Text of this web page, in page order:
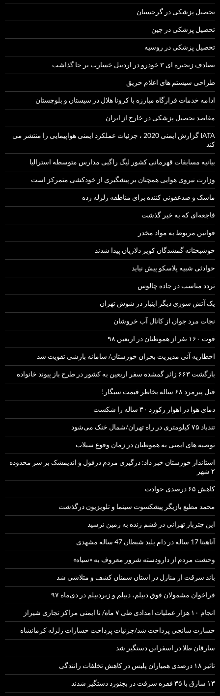
تحصیل پزشکی در گرجستان
تحصیل پزشکی در چین
تحصیل پزشکی در روسیه
تصادف زنجیره ای ۳ خودرو در اردبیل خسارت بر جا گذاشت
طراحی سیستم های اعلام حریق
ادامه خدمات قرارگاه مبارزه با کرونا هلال در سیستان و بلوچستان
مقاصد تحصیل پزشکی در خارج از ایران
IATA گزارش ایمنی 2020 ، جزئیات عملکرد ایمنی هواپیمایی را منتشر می
کند
بیانیه مسابقات قهرمانی کشور لیگ راگبی مدارس متوسطه استرالیا
وزارت نیروی هوایی همچنان بر پیشگیری از خودکشی متمرکز است
ماسک و ضدعفونی کننده برای مناطقه زلزله زده
فاجعه‌ای که به خیر گذشت
قوانین مربوط به مواد مخدر
خوشبختانه گمشدگان کویر دلازیان پیدا شدند
حوادثی شبیه پلاسکو پیش نیاید
تردد مناسب در جاده چالوس
یک آتش سوزی دیگر اینبار در شوش تهران
نجات مرد جوان از کانال آب خروشان
فوت ۱۶۰ نفر از هموطنان در اربعین ۹۸
اخطاریه آنی مدیریت بحران خوزستان/ سامانه بارشی تقویت شد
بازگشت ۶۶۳ زائر گمشده سفر اربعین به کشور در طرح باز پیوند خانواده
قتل پیرمرد ۶۸ ساله بخاطر قیمت سیگار!
دمای هوا در اهواز رکورد ۳۰ ساله را شکست
تندباد ۷۵ کیلومتری در راه تهران/شمال خنک می‌شود
توصیه های ایمنی به هموطنان در زمان وقوع سیلاب
استاندار خوزستان خبر داد: درگیری مردم دزفول و اندیمشک بر سر محدوده
۲ شهر
کاهش ۶۵ درصدی حوادث
محمد مطیع بازیگر پیشکسوت سینما و تلویزیون درگذشت
این چتربار تهرانی در قشم زنده به زمین نرسید
آناهیتا 17 ساله در دام پلید شیطان 47 ساله مشهدی
وحشت مردم از دارودسته شرور معروف به «سیاه»
باند سرقت از منازل در استان سمنان کشف و متلاشی شد
فراخوان مشمولان فوق دیپلم، دیپلم و زیردیپلم در دی‌ماه ۹۷
انجام ۱۰ هزار عملیات امدادی طی ۷ ماه/ نا ایمنی مراکز تجاری شیراز
خسارت سانچی پرداخت شد/جزئیات پرداخت خسارات زلزله کرمانشاه
سارقان طلا در اسفراین دستگیر شد
تاثیر ۱۸ درصدی همیاران پلیس در کاهش تخلفات رانندگی
۱۳ سارق با ۳۵ فقره سرقت در بجنورد دستگیر شدند